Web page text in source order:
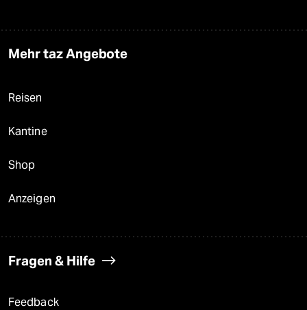
Mehr taz Angebote
Reisen
Kantine
Shop
Anzeigen
Fragen & Hilfe
Feedback